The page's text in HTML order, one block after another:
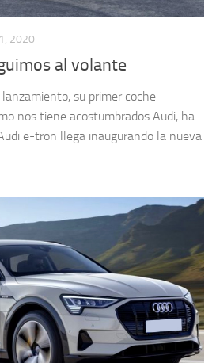
2020
al volante
su primer coche
nos tiene acostumbrados Audi, ha
e-tron llega inaugurando la nueva